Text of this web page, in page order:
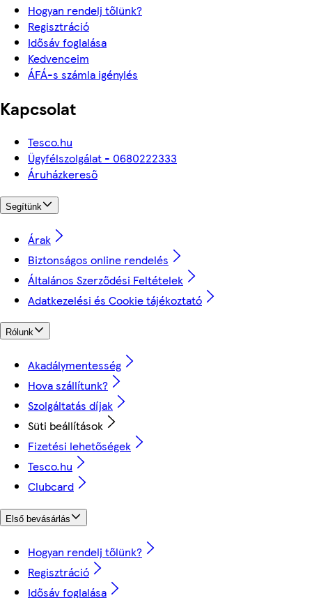
Hogyan rendelj tőlünk?
Regisztráció
Idősáv foglalása
Kedvenceim
ÁFÁ-s számla igénylés
Kapcsolat
Tesco.hu
Ügyfélszolgálat - 0680222333
Áruházkereső
Segítünk
Árak
Biztonságos online rendelés
Általános Szerződési Feltételek
Adatkezelési és Cookie tájékoztató
Rólunk
Akadálymentesség
Hova szállítunk?
Szolgáltatás díjak
Süti beállítások
Fizetési lehetőségek
Tesco.hu
Clubcard
Első bevásárlás
Hogyan rendelj tőlünk?
Regisztráció
Idősáv foglalása